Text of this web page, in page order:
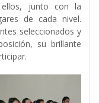
junto con la
de cada nivel.
seleccionados y
su brillante